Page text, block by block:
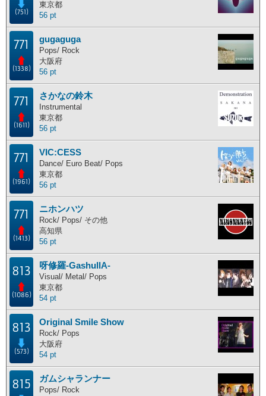
(751)
東京都
56 pt
771
(1338)
gugaguga
Pops/ Rock
大阪府
56 pt
771
(1611)
さかなの鈴木
Instrumental
東京都
56 pt
771
(1961)
VIC:CESS
Dance/ Euro Beat/ Pops
東京都
56 pt
771
(1413)
ニホンハツ
Rock/ Pops/ その他
高知県
56 pt
813
(1086)
呀修羅-GashullA-
Visual/ Metal/ Pops
東京都
54 pt
813
(573)
Original Smile Show
Rock/ Pops
大阪府
54 pt
815 ガムシャランナー
Pops/ Rock